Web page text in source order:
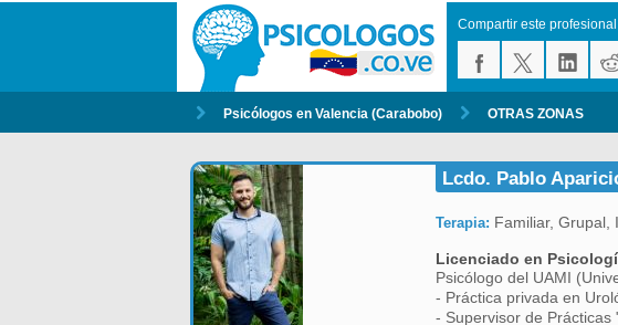
Compartir este
Psicólogos en Valencia (Carabobo) OTRAS ZONAS
Lcdo. Pablo
Terapia: Familiar, Grupal,
Licenciado en
Psicólogo del UAMI
- Práctica privada en
- Supervisor de Prácticas